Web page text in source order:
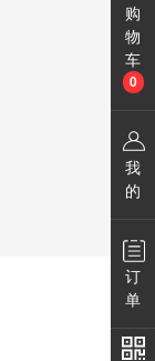
购
物
车
0
我
的
订
单